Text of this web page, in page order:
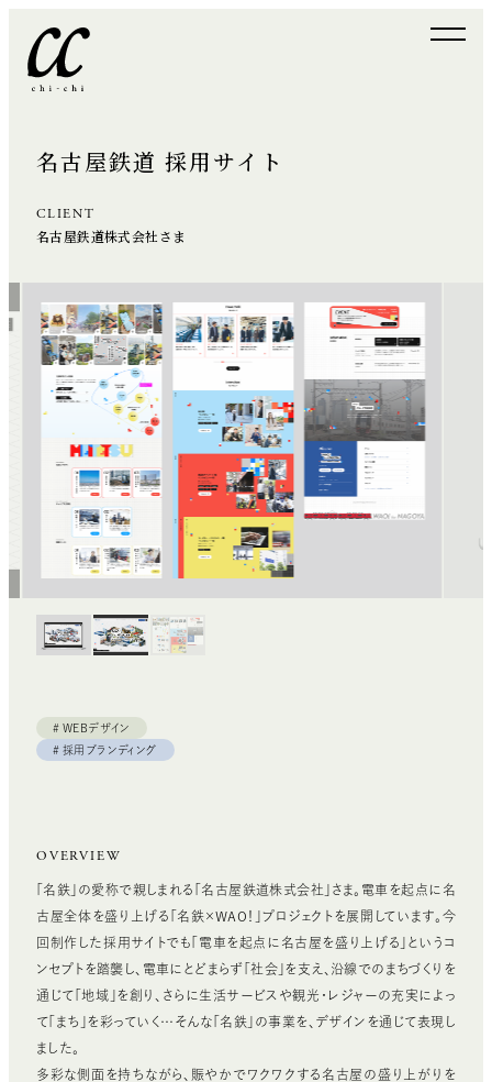
名古屋鉄道 採用サイト
CLIENT
名古屋鉄道株式会社
WEBデザイン
採用ブランディング
OVERVIEW
「名鉄」の愛称で親しまれる「名古屋鉄道株式会社」さま。電車を起点に名
古屋全体を盛り上げる「名鉄×WAO！」プロジェクトを展開しています。今
回制作した採用サイトでも「電車を起点に名古屋を盛り上げる」というコ
ンセプトを踏襲し、電車にとどまらず「社会」を支え、沿線でのまちづくりを
通じて「地域」を創り、さらに生活サービスや観光・レジャーの充実によっ
て「まち」を彩っていく…そんな「名鉄」の事業を、デザインを通じて表現し
ました。
多彩な側面を持ちながら、賑やかでワクワクする名古屋の盛り上がりを